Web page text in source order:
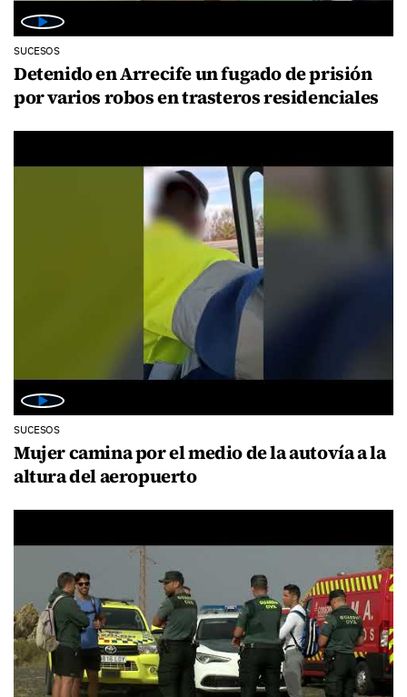
SUCESOS
Detenido en Arrecife un fugado de prisión
por varios robos en trasteros residenciales
SUCESOS
Mujer camina por el medio de la autovía a la
altura del aeropuerto